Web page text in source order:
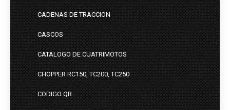
CADENAS DE TRACCION
CASCOS
CATALOGO DE CUATRIMOTOS
CHOPPER RC150, TC200, TC250
CODIGO QR